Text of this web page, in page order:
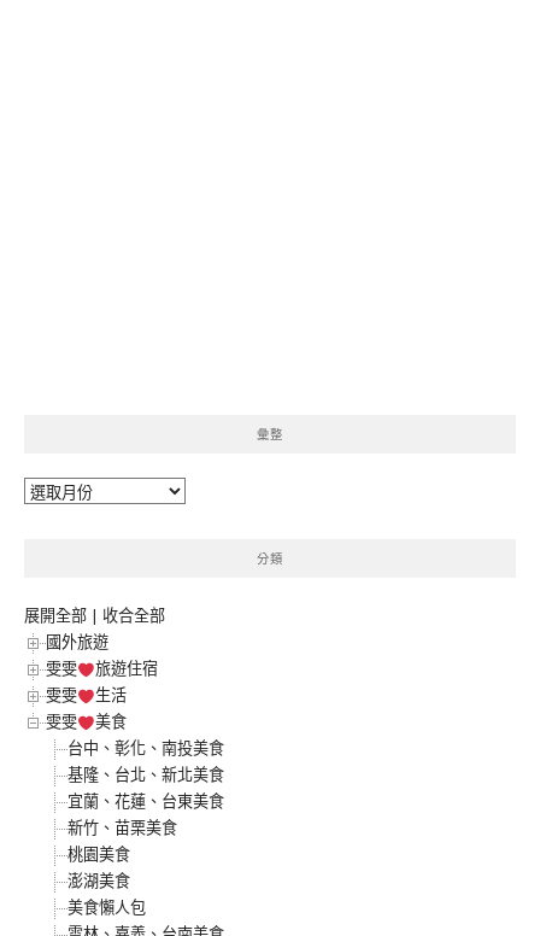
彙整
彙
分類
展開全部 | 收合全部
國外旅遊
雯雯
旅遊住宿
雯雯
生活
雯雯
美食
台中、彰化、南投美食
基隆、台北、新北美食
宜蘭、花蓮、台東美食
新竹、苗栗美食
桃園美食
澎湖美食
美食懶人包